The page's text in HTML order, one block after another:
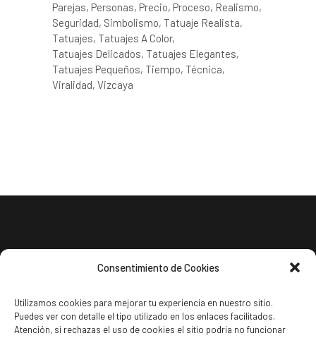
Consentimiento de Cookies
Utilizamos cookies para mejorar tu experiencia en nuestro sitio.
Puedes ver con detalle el tipo utilizado en los enlaces facilitados.
Atención, si rechazas el uso de cookies el sitio podría no funcionar
Parejas Personas Precio Proceso Realismo
Seguridad Simbolismo Tatuaje Realista
Tatuajes Tatuajes A Color
Tatuajes Delicados Tatuajes Elegantes
Tatuajes Pequeños Tiempo Técnica
Viralidad Vizcaya
Política de cookies